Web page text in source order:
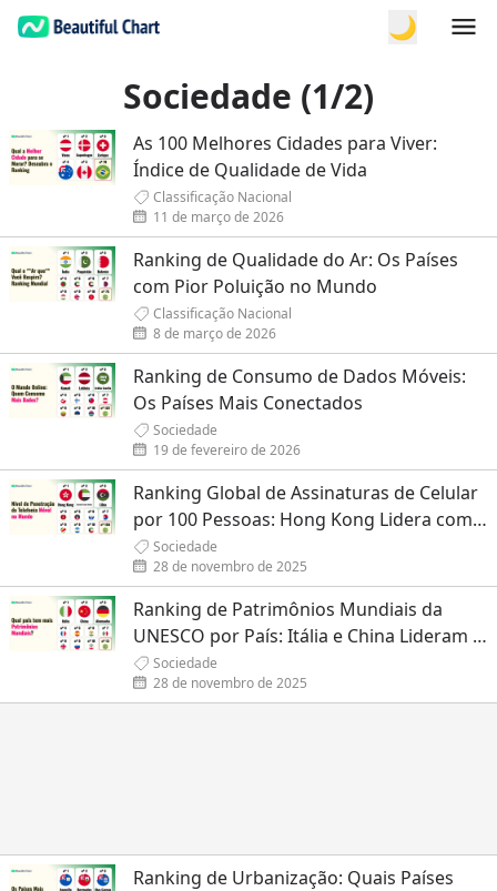
🌙
Sociedade (1/2)
As 100 Melhores Cidades para Viver:
Índice de Qualidade de Vida
Classificação Nacional
11 de março de 2026
Ranking de Qualidade do Ar: Os Países
com Pior Poluição no Mundo
Classificação Nacional
8 de março de 2026
Ranking de Consumo de Dados Móveis:
Os Países Mais Conectados
Sociedade
19 de fevereiro de 2026
Ranking Global de Assinaturas de Celular
por 100 Pessoas: Hong Kong Lidera com
Quase 300%
Sociedade
28 de novembro de 2025
Ranking de Patrimônios Mundiais da
UNESCO por País: Itália e China Lideram a
Lista Global
Sociedade
28 de novembro de 2025
Ranking de Urbanização: Quais Países